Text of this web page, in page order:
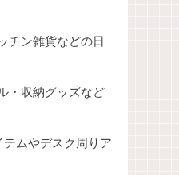
チン雑貨などの日
・収納グッズなど
ムやデスク周りア